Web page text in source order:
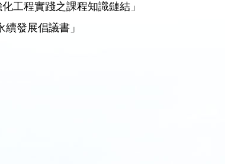
工程實踐之課程知識鏈結」
發展倡議書」